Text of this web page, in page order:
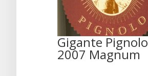
Gigante Pignolo
2007 Magnum